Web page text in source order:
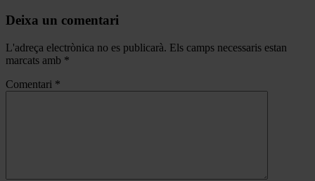
Deixa un comentari
L'adreça electrònica no es publicarà. Els camps necessaris estan
marcats amb *
Comentari *